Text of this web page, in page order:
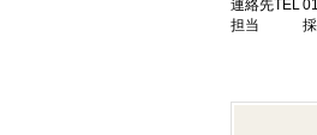
連絡先TEL
担当